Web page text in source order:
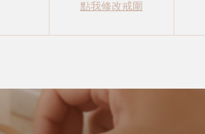
點我修改戒圍